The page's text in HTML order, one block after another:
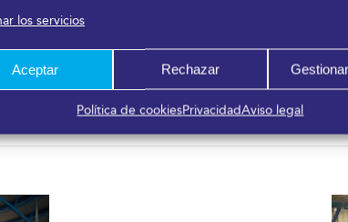
los servicios
Aceptar Rechazar
Política de cookiesPrivacidadAviso legal